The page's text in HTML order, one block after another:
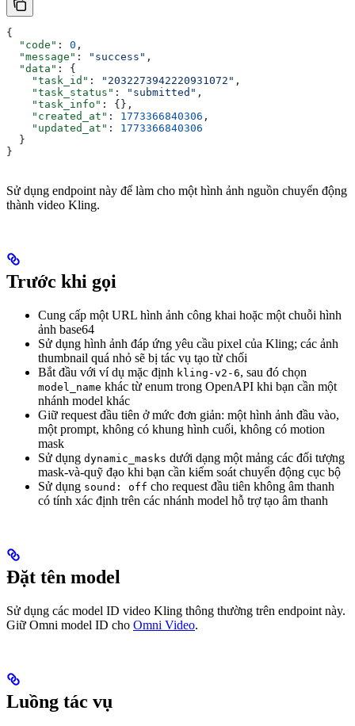
{
  "code"
: 0 ,
  "message"
: "success" ,
  "data"
: {
    "task_id"
: "2032273942220931072" ,
    "task_status"
: "submitted" ,
    "task_info"
: {},
    "created_at"
: 1773366840306 ,
    "updated_at"
: 1773366840306
  }
}
Sử dụng endpoint này để làm cho một hình ảnh nguồn chuyển động
thành video Kling.
Trước khi gọi
Cung cấp một URL hình ảnh công khai hoặc một chuỗi hình
ảnh base64
Sử dụng hình ảnh đáp ứng yêu cầu pixel của Kling; các ảnh
thumbnail quá nhỏ sẽ bị tác vụ tạo từ chối
Bắt đầu với ví dụ mặc định kling-v2-6, sau đó chọn
model_name khác từ enum trong OpenAPI khi bạn cần một
nhánh model khác
Giữ request đầu tiên ở mức đơn giản: một hình ảnh đầu vào,
một prompt, không có khung hình cuối, không có motion
mask
Sử dụng dynamic_masks dưới dạng một mảng các đối tượng
mask-và-quỹ đạo khi bạn cần kiểm soát chuyển động cục bộ
Sử dụng sound: off cho request đầu tiên không âm thanh
có tính xác định trên các nhánh model hỗ trợ tạo âm thanh
Đặt tên model
Sử dụng các model ID video Kling thông thường trên endpoint này.
Giữ Omni model ID cho Omni Video.
Luồng tác vụ